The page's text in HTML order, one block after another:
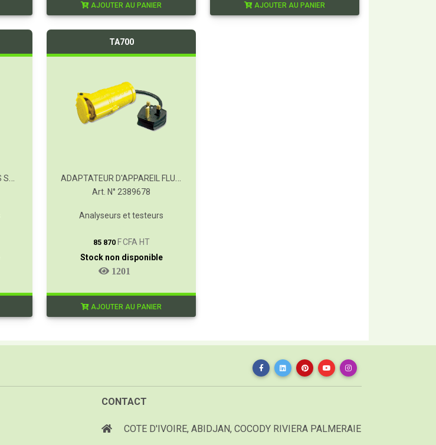
AJOUTER AU PANIER AJOUTER AU PANIER
TA700
Art. N° 2389678
Analyseurs et testeurs
85 870 F CFA HT
Stock non disponible
1201
AJOUTER AU PANIER
CONTACT
COTE D'IVOIRE, ABIDJAN, COCODY RIVIERA PALMERAIE